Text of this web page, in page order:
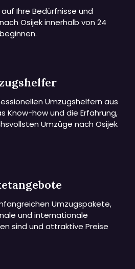
Ihre Bedürfnisse und
Osijek innerhalb von 24
Umzugshelfern aus
Know-how und die Erfahrung,
Umzüge nach Osijek
Umzugspakete,
und internationale
sind und attraktive Preise